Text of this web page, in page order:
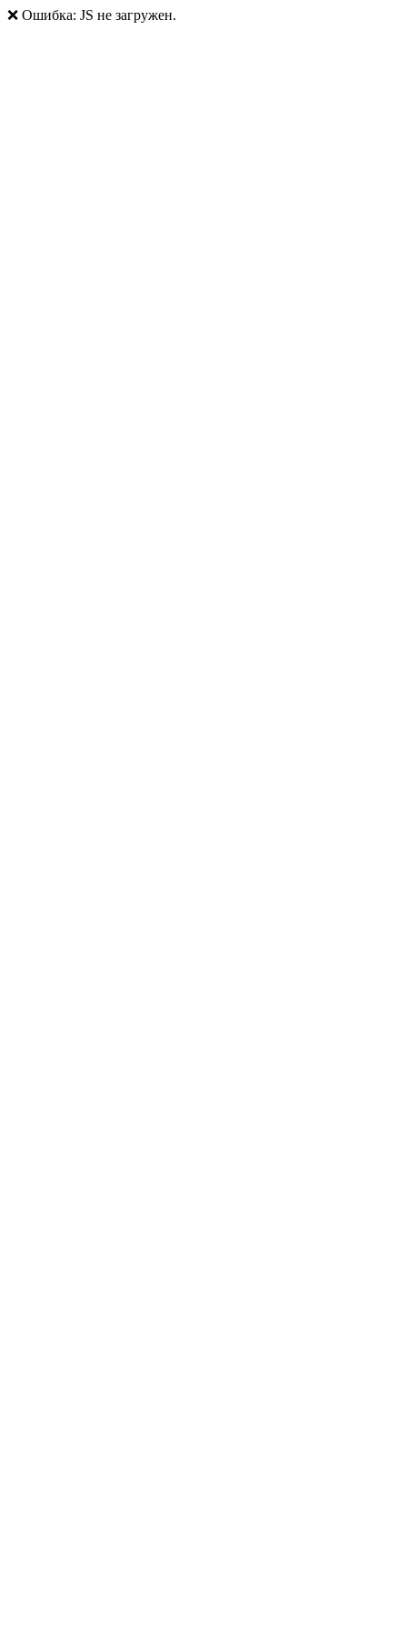
❌ Ошибка: JS не загружен.